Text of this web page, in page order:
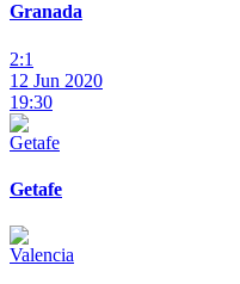
Granada
2:1
12 Jun 2020
19:30
Getafe